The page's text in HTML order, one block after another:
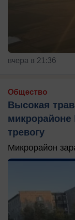
вчера в 21:36
Общество
Высокая
тревогу
Микрорайон